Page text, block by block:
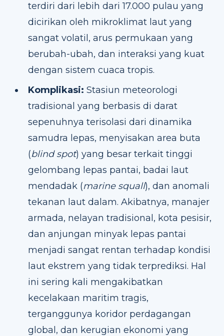
terdiri dari lebih dari 17.000 pulau yang
dicirikan oleh mikroklimat laut yang
sangat volatil, arus permukaan yang
berubah-ubah, dan interaksi yang kuat
dengan sistem cuaca tropis.
Komplikasi: Stasiun meteorologi
tradisional yang berbasis di darat
sepenuhnya terisolasi dari dinamika
samudra lepas, menyisakan area buta
(blind spot) yang besar terkait tinggi
gelombang lepas pantai, badai laut
mendadak (marine squall), dan anomali
tekanan laut dalam. Akibatnya, manajer
armada, nelayan tradisional, kota pesisir,
dan anjungan minyak lepas pantai
menjadi sangat rentan terhadap kondisi
laut ekstrem yang tidak terprediksi. Hal
ini sering kali mengakibatkan
kecelakaan maritim tragis,
terganggunya koridor perdagangan
global, dan kerugian ekonomi yang